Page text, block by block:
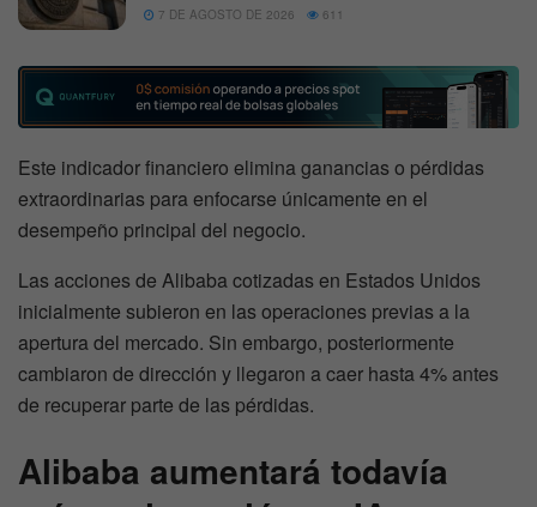
7 DE AGOSTO DE 2026 611
Este indicador financiero elimina ganancias o pérdidas
extraordinarias para enfocarse únicamente en el
desempeño principal del negocio.
Las acciones de Alibaba cotizadas en Estados Unidos
inicialmente subieron en las operaciones previas a la
apertura del mercado. Sin embargo, posteriormente
cambiaron de dirección y llegaron a caer hasta 4% antes
de recuperar parte de las pérdidas.
Alibaba aumentará todavía